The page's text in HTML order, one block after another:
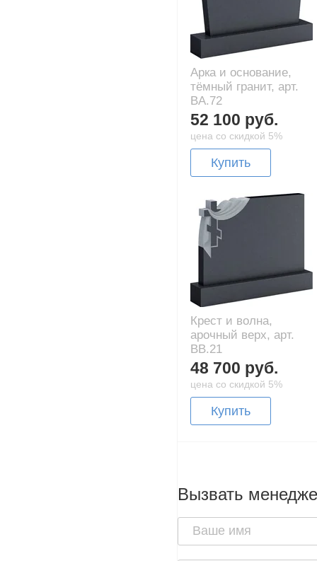
Арка и основание,
тёмный гранит, арт.
BA.72
52 100 руб.
цена со скидкой 5%
Купить
Крест и волна,
арочный верх, арт.
BB.21
48 700 руб.
цена со скидкой 5%
Купить
Вызвать